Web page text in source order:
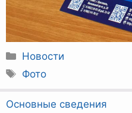
Рубрики
Новости
Метки
Фото
Основные сведения